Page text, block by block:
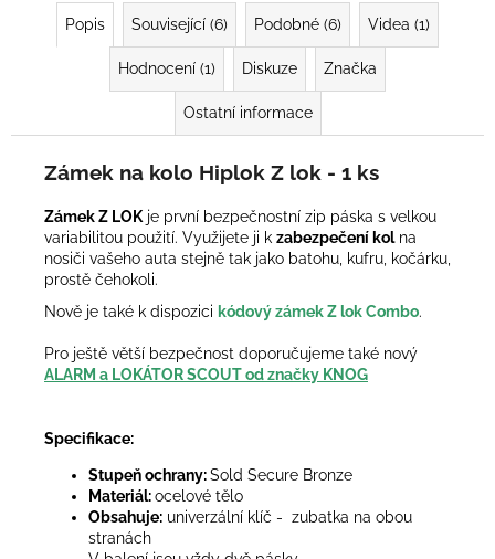
Popis Související (6) Podobné (6) Videa (1)
Hodnocení (1) Diskuze Značka
Ostatní informace
Zámek na kolo Hiplok Z lok - 1 ks
Zámek Z LOKje první bezpečnostní zip páska s velkou
variabilitou použití. Využijete ji k zabezpečení kolna
nosiči vašeho auta stejně tak jako batohu, kufru, kočárku,
prostě čehokoli.
Nově je také k dispozici kódový zámek Z lok Combo.
Pro ještě větší bezpečnost doporučujeme také nový
ALARM a LOKÁTOR SCOUT od značky KNOG
Specifikace:
Stupeň ochrany:Sold Secure Bronze
Materiál:ocelové tělo
Obsahuje: univerzální klíč - zubatka na obou
stranách